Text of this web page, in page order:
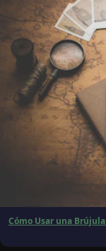
Cómo Usar una